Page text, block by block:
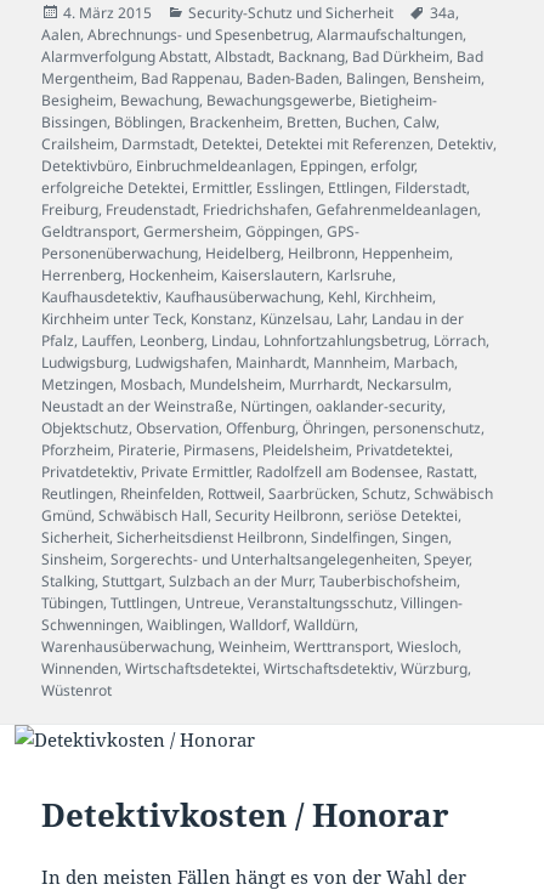
Veröffentlicht
am
4. März 2015 Kategorien
Security-Schutz und Sicherheit Schlagwörter
34a,
Aalen,Abrechnungs- und Spesenbetrug,Alarmaufschaltungen,
Alarmverfolgung Abstatt,Albstadt, Backnang, Bad Dürkheim, Bad
Mergentheim, Bad Rappenau, Baden-Baden, Balingen, Bensheim,
Besigheim, Bewachung, Bewachungsgewerbe, Bietigheim-
Bissingen, Böblingen, Brackenheim, Bretten, Buchen,Calw,
Crailsheim, Darmstadt, Detektei, Detektei mit Referenzen, Detektiv,
Detektivbüro, Einbruchmeldeanlagen, Eppingen,erfolgr,
erfolgreiche Detektei, Ermittler, Esslingen, Ettlingen, Filderstadt,
Freiburg, Freudenstadt, Friedrichshafen,Gefahrenmeldeanlagen,
Geldtransport,Germersheim,Göppingen,GPS-
Personenüberwachung, Heidelberg, Heilbronn, Heppenheim,
Herrenberg, Hockenheim, Kaiserslautern, Karlsruhe,
Kaufhausdetektiv, Kaufhausüberwachung, Kehl, Kirchheim,
Kirchheim unter Teck, Konstanz, Künzelsau, Lahr, Landau in der
Pfalz, Lauffen, Leonberg, Lindau, Lohnfortzahlungsbetrug, Lörrach,
Ludwigsburg, Ludwigshafen, Mainhardt, Mannheim, Marbach,
Metzingen, Mosbach, Mundelsheim, Murrhardt, Neckarsulm,
Neustadt an der Weinstraße, Nürtingen,oaklander-security,
Objektschutz,Observation,Offenburg,Öhringen, personenschutz,
Pforzheim, Piraterie, Pirmasens, Pleidelsheim, Privatdetektei,
Privatdetektiv, Private Ermittler, Radolfzell am Bodensee, Rastatt,
Reutlingen, Rheinfelden, Rottweil,Saarbrücken,Schutz,Schwäbisch
Gmünd,Schwäbisch Hall,Security Heilbronn,seriöse Detektei,
Sicherheit,Sicherheitsdienst Heilbronn,Sindelfingen,Singen,
Sinsheim,Sorgerechts- und Unterhaltsangelegenheiten,Speyer,
Stalking,Stuttgart,Sulzbach an der Murr,Tauberbischofsheim,
Tübingen,Tuttlingen, Untreue,Veranstaltungsschutz,Villingen-
Schwenningen,Waiblingen,Walldorf,Walldürn,
Warenhausüberwachung,Weinheim,Werttransport,Wiesloch,
Winnenden,Wirtschaftsdetektei,Wirtschaftsdetektiv,Würzburg,
Wüstenrot
Detektivkosten / Honorar
In den meisten Fällen hängt es von der Wahl der